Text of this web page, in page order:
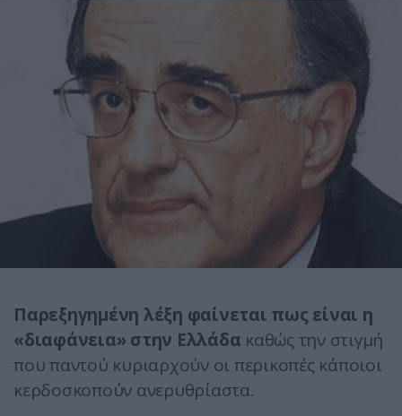
Παρεξηγημένη λέξη φαίνεται πως είναι η
«διαφάνεια» στην Ελλάδα καθώς την στιγμή
που παντού κυριαρχούν οι περικοπές κάποιοι
κερδοσκοπούν ανερυθρίαστα.